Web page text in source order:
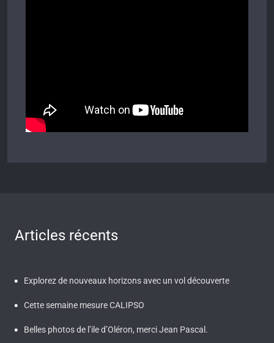
Articles récents
Explorez de nouveaux horizons avec un vol découverte
Cette semaine mesure CALIPSO
Belles photos de l’ile d’Oléron, merci Jean Pascal.